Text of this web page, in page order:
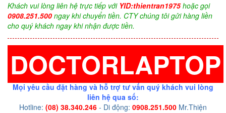
Khách vui lòng liên hệ trực tiếp với YID:thientran1975hoặc gọi
0908.251.500 ngay khi chuyển tiền. CTY chúng tôi gửi hàng liền
cho quý khách ngay khi nhận được tiền.
DOCTORLAPTOP
Mọi yêu cầu đặt hàng và hỗ trợ tư vấn quý khách vui lòng
liên hệ qua số:
Hotline: (08) 38.340.246 - Di động: 0908.251.500 Mr.Thiện